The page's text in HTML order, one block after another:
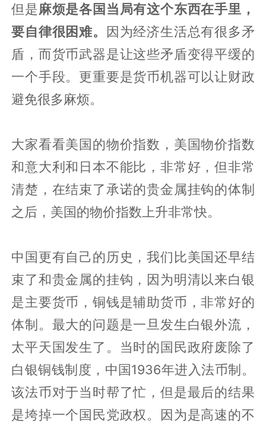
但是麻烦是各国当局有这个东西在手里，
要自律很困难。 因为经济生活总有很多矛
盾，而货币武器是让这些矛盾变得平缓的
一个手段。更重要是货币机器可以让财政
避免很多麻烦。
大家看看美国的物价指数，美国物价指数
和意大利和日本不能比，非常好，但非常
清楚，在结束了承诺的贵金属挂钩的体制
之后，美国的物价指数上升非常快。
中国更有自己的历史，我们比美国还早结
束了和贵金属的挂钩，因为明清以来白银
是主要货币，铜钱是辅助货币，非常好的
体制。最大的问题是一旦发生白银外流，
太平天国发生了。当时的国民政府废除了
白银铜钱制度，中国1936年进入法币制。
该法币对于当时帮了忙，但是最后的结果
是垮掉一个国民党政权。因为是高速的不